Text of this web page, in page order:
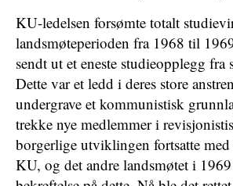
KU-ledelsen forsømte totalt
landsmøteperioden fra 1968 til
sendt ut et eneste studieopplegg fra
Dette var et ledd i deres store
undergrave et kommunistisk
trekke nye medlemmer i
borgerlige utviklingen fortsatte
KU, og det andre landsmøtet i